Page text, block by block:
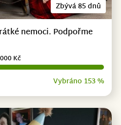
Zbývá 85 dnů
nemoci. Podpořme
Vybráno 153 %
Kč